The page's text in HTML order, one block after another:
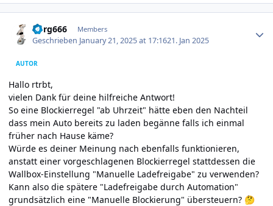
Borg666 Members
Geschrieben January 21, 2025 at 17:1621. Jan 2025
AUTOR
Hallo rtrbt,
vielen Dank für deine hilfreiche Antwort!
So eine Blockierregel "ab Uhrzeit" hätte eben den Nachteil
dass mein Auto bereits zu laden begänne falls ich einmal
früher nach Hause käme?
Würde es deiner Meinung nach ebenfalls funktionieren,
anstatt einer vorgeschlagenen Blockierregel stattdessen die
Wallbox-Einstellung "Manuelle Lade­freigabe" zu verwenden?
Kann also die spätere "Ladefreigabe durch Auto­mation"
grundsätzlich eine "Manuelle Blockierung" übersteuern? 🤔